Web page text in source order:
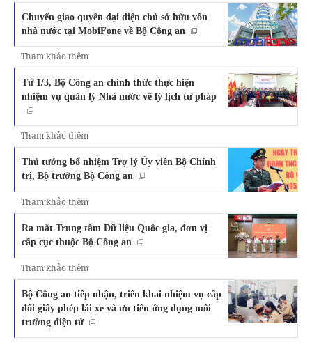
Chuyển giao quyền đại diện chủ sở hữu vốn
nhà nước tại MobiFone về Bộ Công an
Tham khảo thêm
Từ 1/3, Bộ Công an chính thức thực hiện
nhiệm vụ quản lý Nhà nước về lý lịch tư pháp
Tham khảo thêm
Thủ tướng bổ nhiệm Trợ lý Ủy viên Bộ Chính
trị, Bộ trưởng Bộ Công an
Tham khảo thêm
Ra mắt Trung tâm Dữ liệu Quốc gia, đơn vị
cấp cục thuộc Bộ Công an
Tham khảo thêm
Bộ Công an tiếp nhận, triển khai nhiệm vụ cấp
đổi giấy phép lái xe và ưu tiên ứng dụng môi
trường điện tử